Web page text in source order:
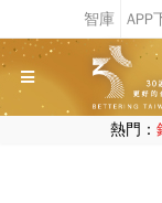
熱門：